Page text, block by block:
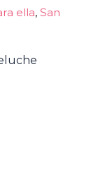
ella, San